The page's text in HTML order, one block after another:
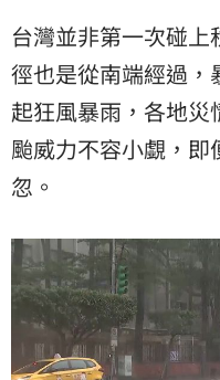
台灣並非第一次碰
徑也是從南端經過，
起狂風暴雨，各地
颱威力不容小覷，
忽。